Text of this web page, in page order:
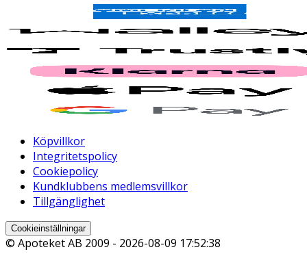
Köpvillkor
Integritetspolicy
Cookiepolicy
Kundklubbens medlemsvillkor
Tillgänglighet
Cookieinställningar
© Apoteket AB 2009 - 2026-08-09 17:52:38